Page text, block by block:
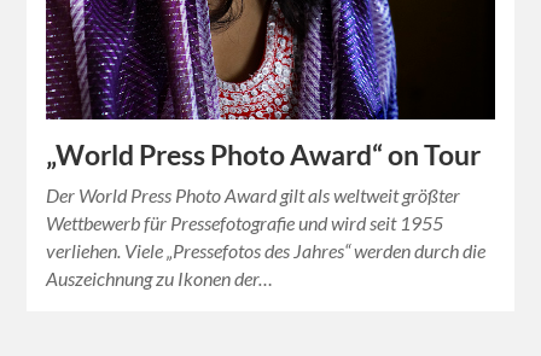
„World Press Photo Award“ on Tour
Der World Press Photo Award gilt als weltweit größter
Wettbewerb für Pressefotografie und wird seit 1955
verliehen. Viele „Pressefotos des Jahres“ werden durch die
Auszeichnung zu Ikonen der…